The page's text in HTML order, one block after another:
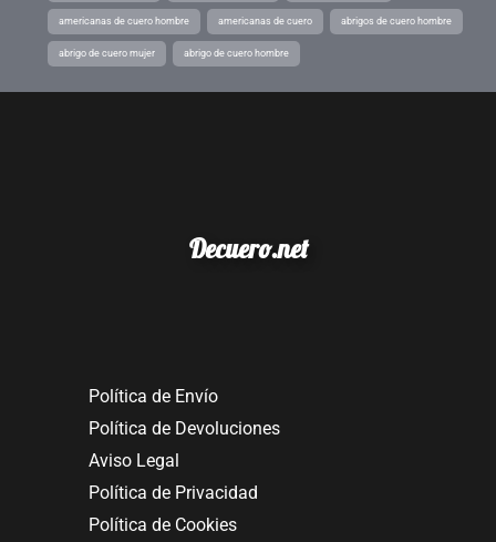
americanas de cuero hombre americanas de cuero abrigos de cuero hombre
abrigo de cuero mujer abrigo de cuero hombre
Decuero.net
Política de Envío
Política de Devoluciones
Aviso Legal
Política de Privacidad
Política de Cookies